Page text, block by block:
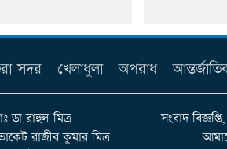
সদর খেলাধুলা অপরাধ
ডা.রাহুল মিত্র
রাজীব কুমার মিত্র
সংবাদ